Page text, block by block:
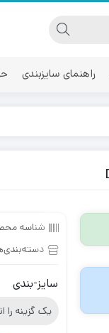
راهنمای سایزبندی
شناسه
سایز-بندی